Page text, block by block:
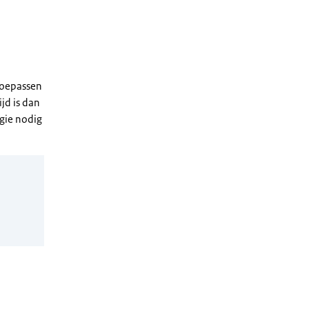
is dan
nodig